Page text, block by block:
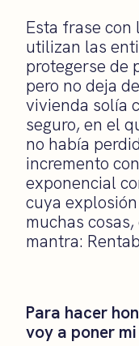
Esta frase con
utilizan las
protegerse de
pero no deja
vivienda solía
seguro, en el
no había
incremento
exponencial
cuya
muchas
mantra:
Para hacer
voy a poner